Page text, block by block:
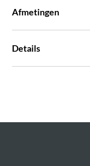
Afmetingen
Diepte
Details